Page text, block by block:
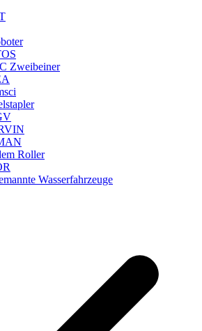
Zweibeiner
Roller
Wasserfahrzeuge